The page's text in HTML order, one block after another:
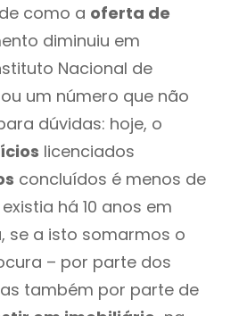
como a oferta de
diminuiu em
Nacional de
um número que não
dúvidas: hoje, o
licenciados
concluídos é menos de
há 10 anos em
se a isto somarmos o
– por parte dos
também por parte de